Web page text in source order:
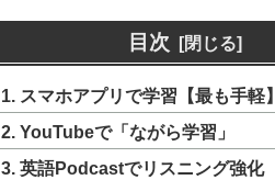
目次
1. スマホアプリで学習【最も手軽】
2. YouTubeで「ながら学習」
3. 英語Podcastでリスニング強化